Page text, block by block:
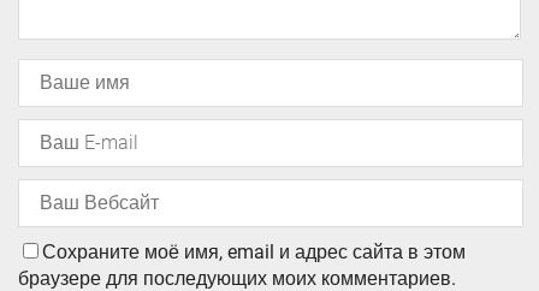
Сохраните моё имя, email и адрес сайта в этом
браузере для последующих моих комментариев.